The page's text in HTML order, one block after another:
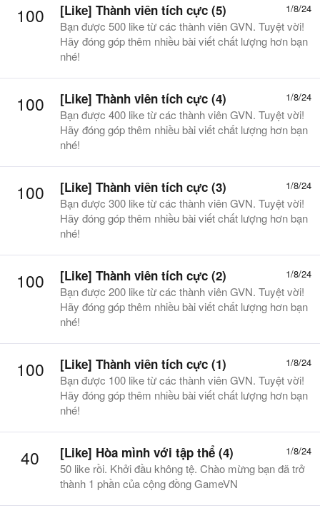
100 1/8/24
[Like] Thành viên tích cực (5)
Bạn được 500 like từ các thành viên GVN. Tuyệt vời!
Hãy đóng góp thêm nhiều bài viết chất lượng hơn bạn
nhé!
100 1/8/24
[Like] Thành viên tích cực (4)
Bạn được 400 like từ các thành viên GVN. Tuyệt vời!
Hãy đóng góp thêm nhiều bài viết chất lượng hơn bạn
nhé!
100 1/8/24
[Like] Thành viên tích cực (3)
Bạn được 300 like từ các thành viên GVN. Tuyệt vời!
Hãy đóng góp thêm nhiều bài viết chất lượng hơn bạn
nhé!
100 1/8/24
[Like] Thành viên tích cực (2)
Bạn được 200 like từ các thành viên GVN. Tuyệt vời!
Hãy đóng góp thêm nhiều bài viết chất lượng hơn bạn
nhé!
100 1/8/24
[Like] Thành viên tích cực (1)
Bạn được 100 like từ các thành viên GVN. Tuyệt vời!
Hãy đóng góp thêm nhiều bài viết chất lượng hơn bạn
nhé!
40 1/8/24
[Like] Hòa mình với tập thể (4)
50 like rồi. Khởi đầu không tệ. Chào mừng bạn đã trở
thành 1 phần của cộng đồng GameVN